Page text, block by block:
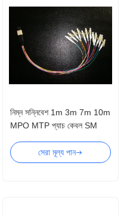
নিম্ন সন্নিবেশ 1m 3m 7m 10m
MPO MTP প্যাচ কেবল SM
সেরা মূল্য পান